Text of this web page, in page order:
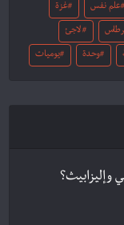
علم نفس غزة
لاجئ
وحدة يوميات